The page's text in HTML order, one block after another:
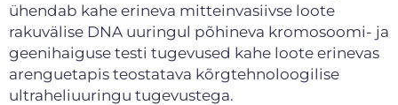
ühendab kahe erineva mitteinvasiivse loote
rakuvälise DNA uuringul põhineva kromosoomi- ja
geenihaiguse testi tugevused kahe loote erinevas
arenguetapis teostatava kõrgtehnoloogilise
ultraheliuuringu tugevustega.